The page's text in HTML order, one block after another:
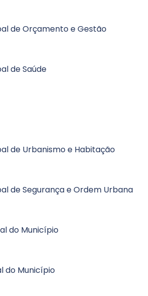
de Orçamento e Gestão
de Saúde
de Urbanismo e Habitação
de Segurança e Ordem Urbana
do Município
do Município